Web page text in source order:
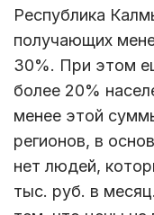
Республика
получающих
30%. При этом
более 20%
менее этой
регионов, в
нет людей,
тыс. руб. в